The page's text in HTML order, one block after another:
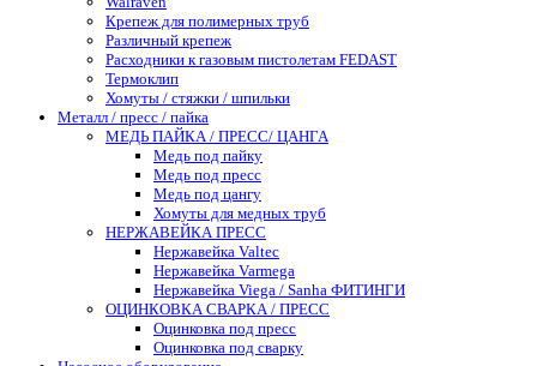
Крепеж для полимерных труб
Различный крепеж
Расходники к газовым пистолетам FEDAST
Термоклип
Хомуты / стяжки / шпильки
Металл / пресс / пайка
МЕДЬ ПАЙКА / ПРЕСС/ ЦАНГА
Медь под пайку
Медь под пресс
Медь под цангу
Хомуты для медных труб
НЕРЖАВЕЙКА ПРЕСС
Нержавейка Valtec
Нержавейка Varmega
Нержавейка Viega / Sanha ФИТИНГИ
ОЦИНКОВКА СВАРКА / ПРЕСС
Оцинковка под пресс
Оцинковка под сварку